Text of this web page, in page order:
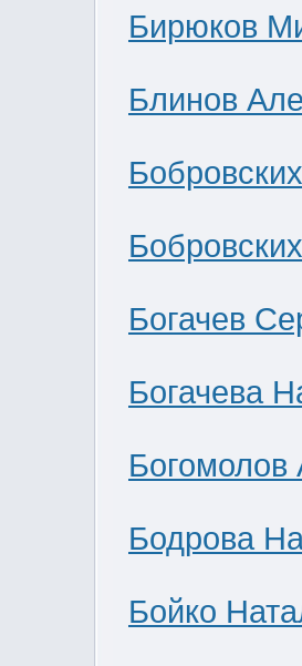
Бирюков
Блинов
Богачев
Богачева
Богомолов
Бодрова
Бойко